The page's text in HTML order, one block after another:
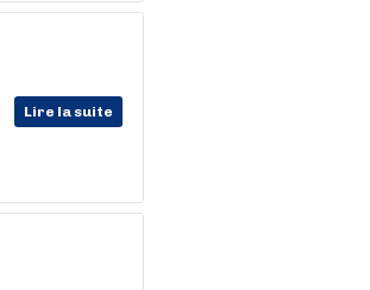
Lire la suite